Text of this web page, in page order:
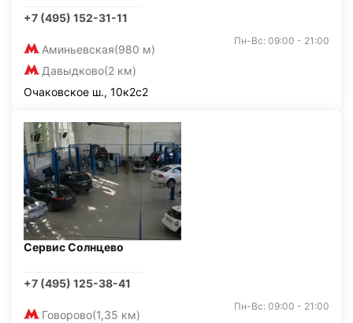
+7 (495) 152-31-11
Аминьевская(980 м)
Давыдково(2 км)
Пн-Вс: 09:00 - 21:00
Очаковское ш., 10к2с2
Сервис Солнцево
+7 (495) 125-38-41
Говорово(1,35 км)
Пн-Вс: 09:00 - 21:00